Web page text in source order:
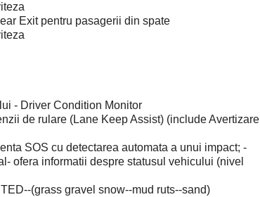
Exit pentru pasagerii din spate
- Driver Condition Monitor
de rulare (Lane Keep Assist) (include Avertizare
SOS cu detectarea automata a unui impact; -
ofera informatii despre statusul vehicului (nivel
(grass gravel snow--mud ruts--sand)